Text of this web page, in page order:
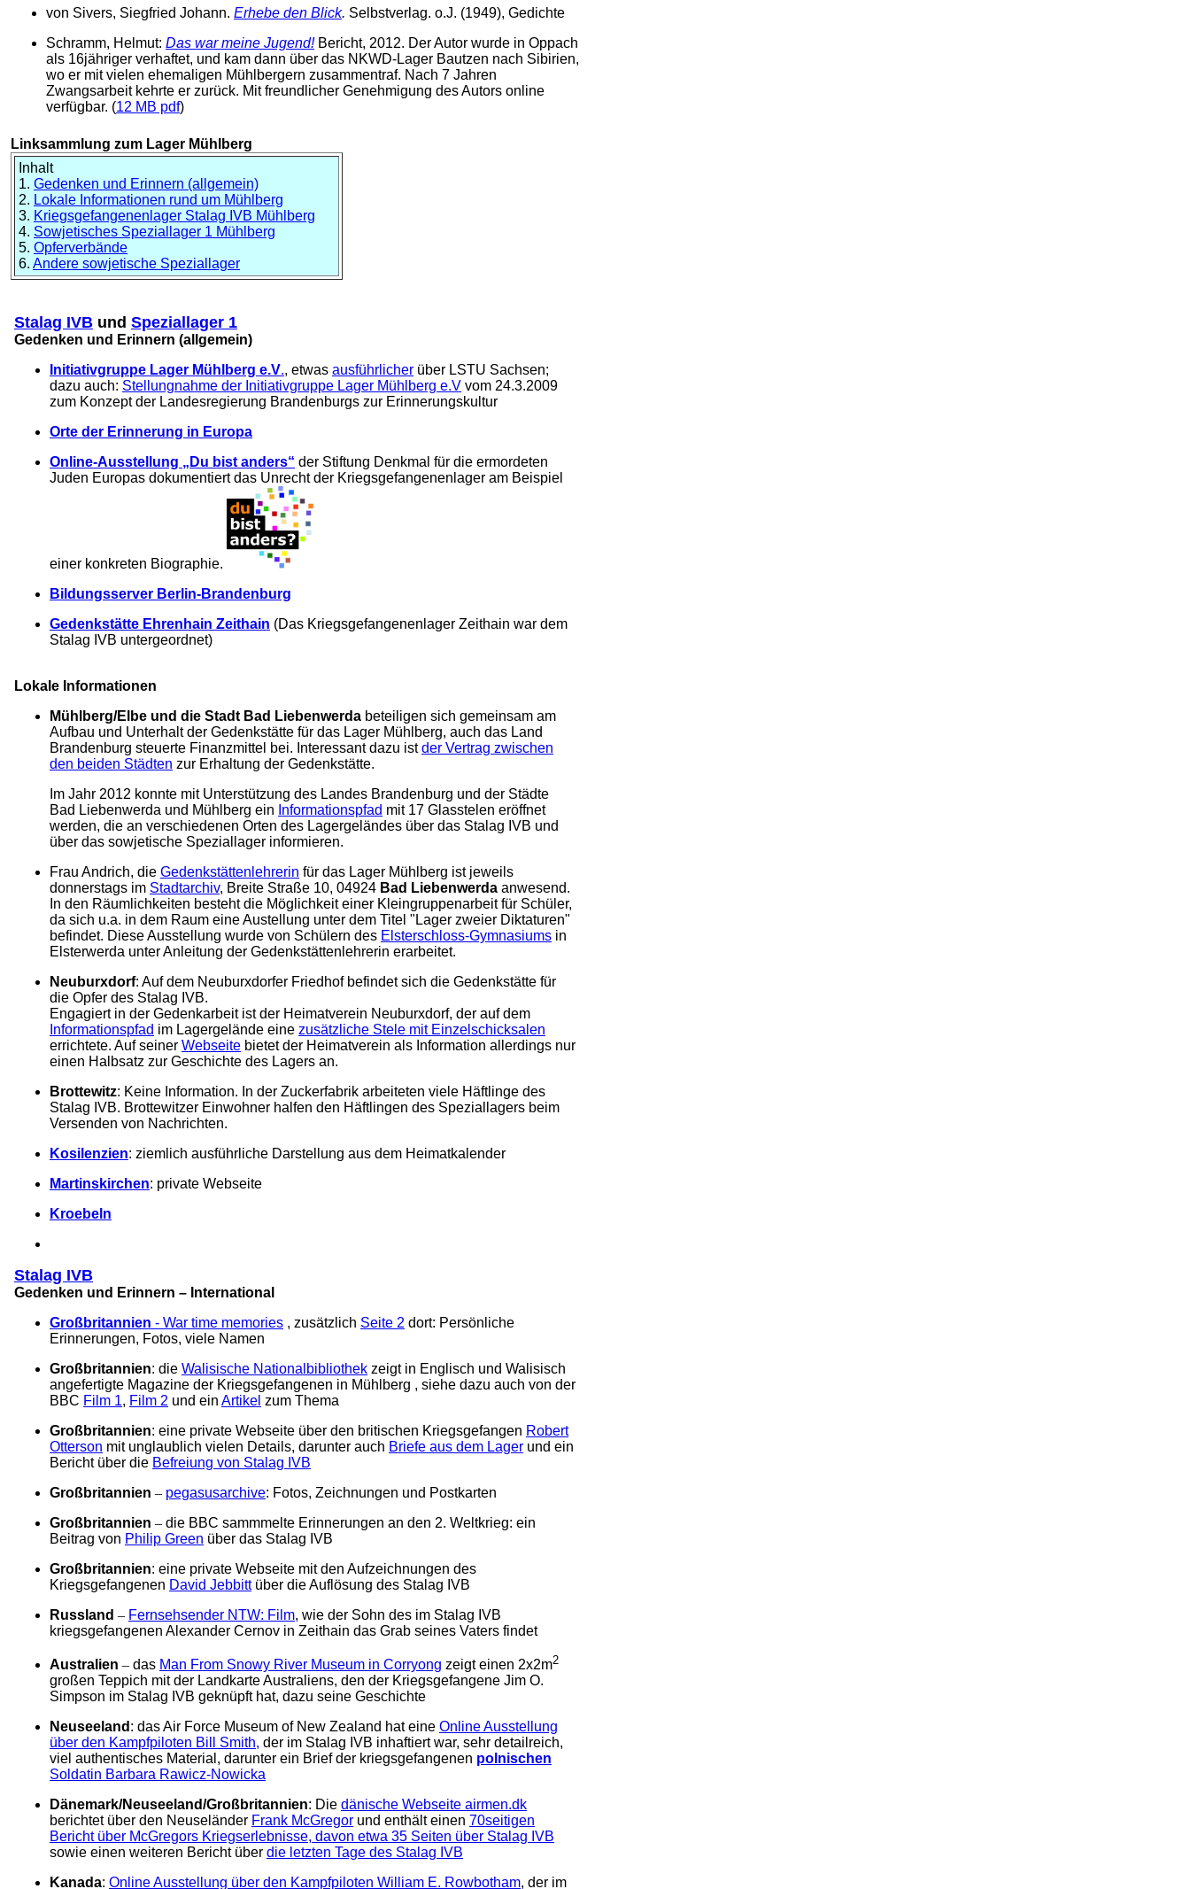
von Sivers, Siegfried Johann. Erhebe den Blick. Selbstverlag. o.J. (1949), Gedichte
Schramm, Helmut: Das war meine Jugend! Bericht, 2012. Der Autor wurde in Oppach
als 16jähriger verhaftet, und kam dann über das NKWD-Lager Bautzen nach Sibirien,
wo er mit vielen ehemaligen Mühlbergern zusammentraf. Nach 7 Jahren
Zwangsarbeit kehrte er zurück. Mit freundlicher Genehmigung des Autors online
verfügbar. (12 MB pdf)
Linksammlung zum Lager Mühlberg
Inhalt
1. Gedenken und Erinnern (allgemein)
2. Lokale Informationen rund um Mühlberg
3. Kriegsgefangenenlager Stalag IVB Mühlberg
4. Sowjetisches Speziallager 1 Mühlberg
5. Opferverbände
6. Andere sowjetische Speziallager
Stalag IVB und Speziallager 1
Gedenken und Erinnern (allgemein)
Initiativgruppe Lager Mühlberg e.V., etwas ausführlicher über LSTU Sachsen;
dazu auch: Stellungnahme der Initiativgruppe Lager Mühlberg e.V vom 24.3.2009
zum Konzept der Landesregierung Brandenburgs zur Erinnerungskultur
Orte der Erinnerung in Europa
Online-Ausstellung „Du bist anders“ der Stiftung Denkmal für die ermordeten
Juden Europas dokumentiert das Unrecht der Kriegsgefangenenlager am Beispiel
einer konkreten Biographie.
Bildungsserver Berlin-Brandenburg
Gedenkstätte Ehrenhain Zeithain (Das Kriegsgefangenenlager Zeithain war dem
Stalag IVB untergeordnet)
Lokale Informationen
Mühlberg/Elbe und die Stadt Bad Liebenwerda beteiligen sich gemeinsam am
Aufbau und Unterhalt der Gedenkstätte für das Lager Mühlberg, auch das Land
Brandenburg steuerte Finanzmittel bei. Interessant dazu istder Vertrag zwischen
den beiden Städten zur Erhaltung der Gedenkstätte.
Im Jahr 2012 konnte mit Unterstützung des Landes Brandenburg und der Städte
Bad Liebenwerda und Mühlberg ein Informationspfad mit 17 Glasstelen eröffnet
werden, die an verschiedenen Orten des Lagergeländes über das Stalag IVB und
über das sowjetische Speziallager informieren.
Frau Andrich, die Gedenkstättenlehrerin für das Lager Mühlberg ist jeweils
donnerstags im Stadtarchiv, Breite Straße 10, 04924 Bad Liebenwerda anwesend.
In den Räumlichkeiten besteht die Möglichkeit einer Kleingruppenarbeit für Schüler,
da sich u.a. in dem Raum eine Austellung unter dem Titel "Lager zweier Diktaturen"
befindet. Diese Ausstellung wurde von Schülern des Elsterschloss-Gymnasiums in
Elsterwerda unter Anleitung der Gedenkstättenlehrerin erarbeitet.
Neuburxdorf: Auf dem Neuburxdorfer Friedhof befindet sich die Gedenkstätte für
die Opfer des Stalag IVB.
Engagiert in der Gedenkarbeit ist der Heimatverein Neuburxdorf, der auf dem
Informationspfad im Lagergelände eine zusätzliche Stele mit Einzelschicksalen
errichtete. Auf seiner Webseite bietet der Heimatverein als Information allerdings nur
einen Halbsatz zur Geschichte des Lagers an.
Brottewitz: Keine Information. In der Zuckerfabrik arbeiteten viele Häftlinge des
Stalag IVB. Brottewitzer Einwohner halfen den Häftlingen des Speziallagers beim
Versenden von Nachrichten.
Kosilenzien: ziemlich ausführliche Darstellung aus dem Heimatkalender
Martinskirchen: private Webseite
Kroebeln
Stalag IVB
Gedenken und Erinnern – International
Großbritannien - War time memories , zusätzlich Seite 2 dort: Persönliche
Erinnerungen, Fotos, viele Namen
Großbritannien: die Walisische Nationalbibliothek zeigt in Englisch und Walisisch
angefertigte Magazine der Kriegsgefangenen in Mühlberg , siehe dazu auch von der
BBC Film 1, Film 2 und ein Artikel zum Thema
Großbritannien: eine private Webseite über den britischen Kriegsgefangen Robert
Otterson mit unglaublich vielen Details, darunter auch Briefe aus dem Lager und ein
Bericht über die Befreiung von Stalag IVB
Großbritannien – pegasusarchive: Fotos, Zeichnungen und Postkarten
Großbritannien – die BBC sammmelte Erinnerungen an den 2. Weltkrieg: ein
Beitrag von Philip Green über das Stalag IVB
Großbritannien: eine private Webseite mit den Aufzeichnungen des
Kriegsgefangenen David Jebbittüber die Auflösung des Stalag IVB
Russland – Fernsehsender NTW: Film, wie der Sohn des im Stalag IVB
kriegsgefangenen Alexander Cernov in Zeithain das Grab seines Vaters findet
Australien – das Man From Snowy River Museum in Corryong zeigt einen 2x2m2
großen Teppich mit der Landkarte Australiens, den der Kriegsgefangene Jim O.
Simpson im Stalag IVB geknüpft hat, dazu seine Geschichte
Neuseeland : das Air Force Museum of New Zealand hat eine Online Ausstellung
über den Kampfpiloten Bill Smith, der im Stalag IVB inhaftiert war, sehr detailreich,
viel authentisches Material, darunter ein Brief der kriegsgefangenen polnischen
Soldatin Barbara Rawicz-Nowicka
Dänemark/Neuseeland/Großbritannien: Die dänische Webseite airmen.dk
berichtet über den Neuseländer Frank McGregor und enthält einen 70seitigen
Bericht über McGregors Kriegserlebnisse, davon etwa 35 Seiten über Stalag IVB
sowie einen weiteren Bericht über die letzten Tage des Stalag IVB
Kanada: Online Ausstellung über den Kampfpiloten William E. Rowbotham, der im